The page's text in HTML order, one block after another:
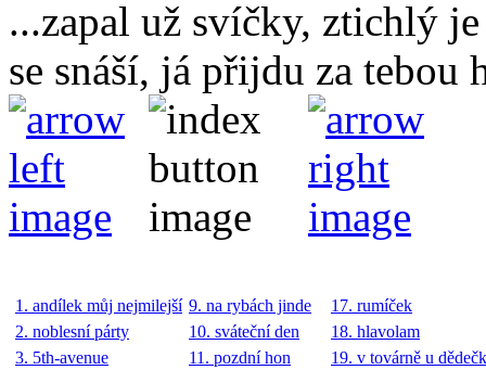
...zapal už svíčky, ztichlý
se snáší, já přijdu za tebou
1. andílek můj nejmilejší 9. na rybách jinde
17. rumíček
2. noblesní párty
10. sváteční den
18. hlavolam
3. 5th-avenue
11. pozdní hon
19. v továrně u